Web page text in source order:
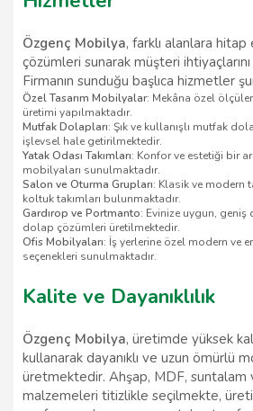
Özgenç Mobilya, farklı alanlara
çözümleri sunarak müşteri ihtiyaçlarını
Firmanın sunduğu başlıca hizmetler
Özel Tasarım Mobilyalar: Mekâna özel
üretimi yapılmaktadır.
Mutfak Dolapları: Şık ve kullanışlı mutfak
işlevsel hale getirilmektedir.
Yatak Odası Takımları: Konfor ve estetiği bir
mobilyaları sunulmaktadır.
Salon ve Oturma Grupları: Klasik ve modern
koltuk takımları bulunmaktadır.
Gardırop ve Portmanto: Evinize uygun,
dolap çözümleri üretilmektedir.
Ofis Mobilyaları: İş yerlerine özel modern ve
seçenekleri sunulmaktadır.
Kalite ve Dayanıklılık
Özgenç Mobilya, üretimde yüksek
kullanarak dayanıklı ve uzun ömürlü
üretmektedir. Ahşap, MDF, suntalam
malzemeleri titizlikle seçilmekte,